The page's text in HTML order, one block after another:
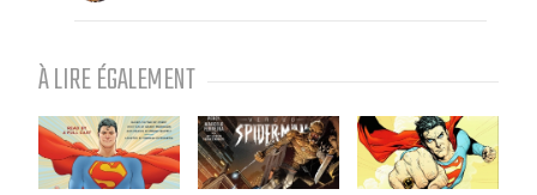
À LIRE ÉGALEMENT